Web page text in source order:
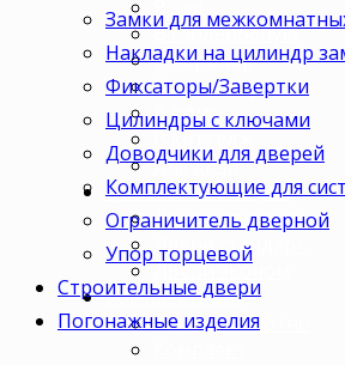
В гардеробную
В коридор
В кладовку
В офис
В коттедж
Для дачи
Ценовая категория
Двери премиум
Двери стандарт
Двери эконом
Комплектация
Только полотно
Замки для
Накладки на цилиндр
Фиксаторы/Завертки
Цилиндры с ключами
Доводчики для дверей
Комплектующие для
Ограничитель дверной
Упор торцевой
Строительные двери
Погонажные изделия